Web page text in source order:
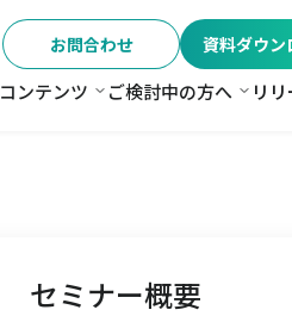
お問合わせ 資料ダウン
コンテンツ コンテンツ
ご検討中の方へ ご検
リ
セミナー概要